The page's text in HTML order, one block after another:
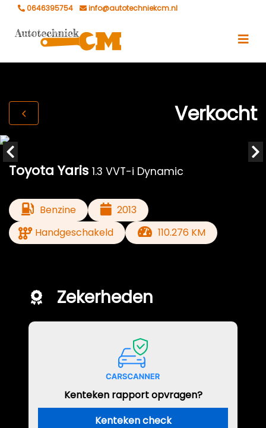
0646395754 info@autotechniekcm.nl
Verkocht
Toyota Yaris 1.3 VVT-i Dynamic
Benzine
2013
Handgeschakeld
110.276 KM
Zekerheden
Kenteken rapport opvragen?
Kenteken check